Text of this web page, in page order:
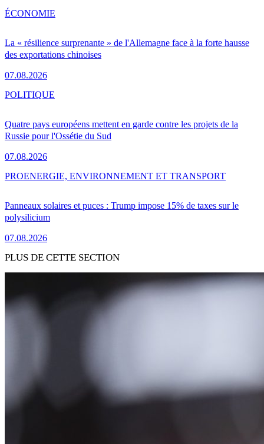
La « résilience surprenante » de l'Allemagne face à la forte hausse
des exportations chinoises
07.08.2026
ÉCONOMIE
Quatre pays européens mettent en garde contre les projets de la
Russie pour l'Ossétie du Sud
07.08.2026
POLITIQUE
Panneaux solaires et puces : Trump impose 15% de taxes sur le
polysilicium
07.08.2026
PROENERGIE, ENVIRONNEMENT ET TRANSPORT
PLUS DE CETTE SECTION